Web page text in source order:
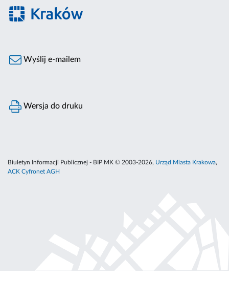
Wyślij e-mailem
Wersja do druku
Biuletyn Informacji Publicznej - BIP MK © 2003-2026, Urząd Miasta Krakowa,
ACK Cyfronet AGH